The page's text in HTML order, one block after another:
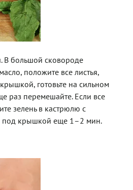
В большой сковороде
положите все листья,
готовьте на сильном
раз перемешайте. Если все
зелень в кастрюлю с
под крышкой еще 1–2 мин.